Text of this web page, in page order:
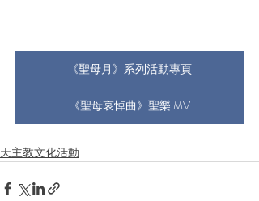
《聖母月》系列活動專頁
《聖母哀悼曲》聖樂 MV
天主教文化活動